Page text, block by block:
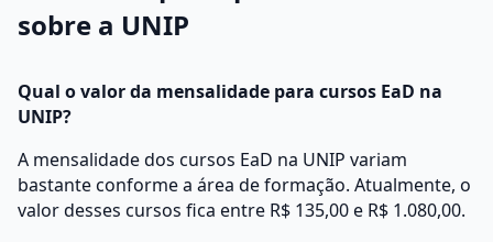
sobre a UNIP
Qual o valor da mensalidade para cursos EaD na
UNIP?
A mensalidade dos cursos EaD na UNIP variam
bastante conforme a área de formação. Atualmente, o
valor desses cursos fica entre R$ 135,00 e R$ 1.080,00.